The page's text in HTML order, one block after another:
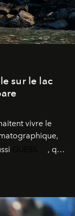
sur le lac
vivre le
, qui
bateaux et
les plus